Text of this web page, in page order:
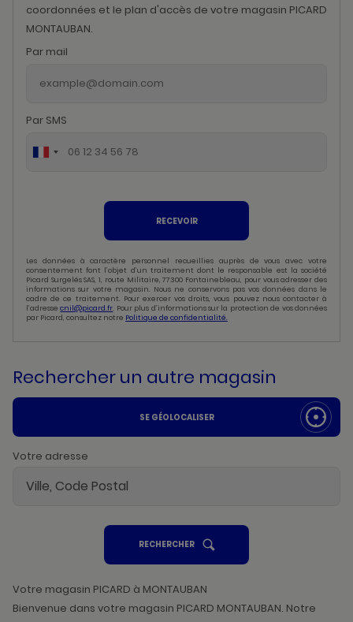
coordonnées et le plan d'accès de votre magasin PICARD
MONTAUBAN.
Par mail
Par SMS
RECEVOIR
Les données à caractère personnel recueillies auprès de vous avec votre
consentement font l’objet d’un traitement dont le responsable est la société
Picard Surgelés SAS, 1, route Militaire, 77300 Fontainebleau, pour vous adresser des
informations sur votre magasin. Nous ne conservons pas vos données dans le
cadre de ce traitement. Pour exercer vos droits, vous pouvez nous contacter à
l’adressecnil@picard.fr. Pour plus d’informations sur la protection de vos données
par Picard, consultez notre Politique de confidentialité.
Rechercher un autre magasin
SE GÉOLOCALISER
Votre adresse
RECHERCHERUN
POINT
VENTE
Votre magasin PICARD à MONTAUBAN
Bienvenue dans votre magasin PICARD MONTAUBAN. Notre